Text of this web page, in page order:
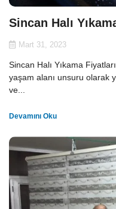
Sincan Halı
Mart 31, 2023
Sincan Halı Yıkama
yaşam alanı unsuru olarak
ve...
Devamını Oku